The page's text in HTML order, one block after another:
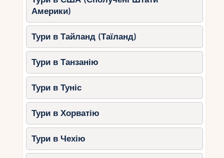
або комфортний відпочинок в розкішному
курорті.
Америки)
Тури в Тайланд (Таїланд)
Тури в Танзанію
Тури в Туніс
Тури в Хорватію
Тури в Чехію